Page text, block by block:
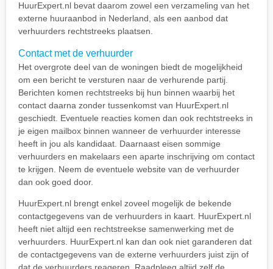
HuurExpert.nl bevat daarom zowel een verzameling van het
externe huuraanbod in Nederland, als een aanbod dat
verhuurders rechtstreeks plaatsen.
Contact met de verhuurder
Het overgrote deel van de woningen biedt de mogelijkheid
om een bericht te versturen naar de verhurende partij.
Berichten komen rechtstreeks bij hun binnen waarbij het
contact daarna zonder tussenkomst van HuurExpert.nl
geschiedt. Eventuele reacties komen dan ook rechtstreeks in
je eigen mailbox binnen wanneer de verhuurder interesse
heeft in jou als kandidaat. Daarnaast eisen sommige
verhuurders en makelaars een aparte inschrijving om contact
te krijgen. Neem de eventuele website van de verhuurder
dan ook goed door.
HuurExpert.nl brengt enkel zoveel mogelijk de bekende
contactgegevens van de verhuurders in kaart. HuurExpert.nl
heeft niet altijd een rechtstreekse samenwerking met de
verhuurders. HuurExpert.nl kan dan ook niet garanderen dat
de contactgegevens van de externe verhuurders juist zijn of